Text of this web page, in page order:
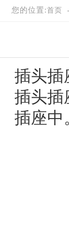
您的位置:首页
插头插
插头插
插座中